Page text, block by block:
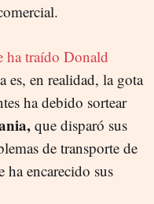
ha traído Donald
es, en realidad, la gota
ha debido sortear
que disparó sus
de transporte de
ha encarecido sus